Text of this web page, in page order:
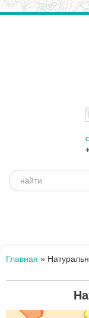
Форма
Поиск
Главная »